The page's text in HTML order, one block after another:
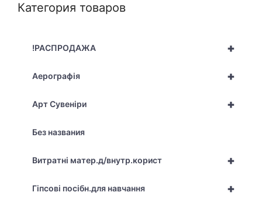
Категория товаров
+
!РАСПРОДАЖА
+
Аерографія
+
Арт Сувеніри
Без названия
+
Витратні матер.д/внутр.корист
+
Гіпсові посібн.для навчання